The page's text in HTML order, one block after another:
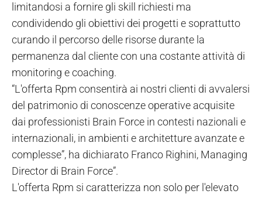
limitandosi a fornire gli skill richiesti ma
condividendo gli obiettivi dei progetti e soprattutto
curando il percorso delle risorse durante la
permanenza dal cliente con una costante attività di
monitoring e coaching.
“L'offerta Rpm consentirà ai nostri clienti di avvalersi
del patrimonio di conoscenze operative acquisite
dai professionisti Brain Force in contesti nazionali e
internazionali, in ambienti e architetture avanzate e
complesse”, ha dichiarato Franco Righini, Managing
Director di Brain Force”.
L'offerta Rpm si caratterizza non solo per l'elevato